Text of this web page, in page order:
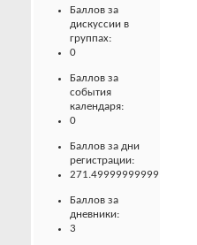
Баллов за
дискуссии в
группах:
0
Баллов за
события
календаря:
0
Баллов за дни
регистрации:
271.49999999999
Баллов за
дневники:
3